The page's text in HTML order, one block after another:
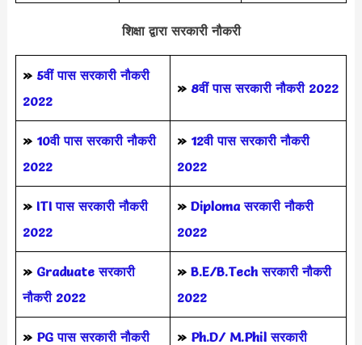
शिक्षा द्वारा सरकारी नौकरी
» 5वीं पास सरकारी नौकरी
2022
» 8वीं पास सरकारी नौकरी 2022
» 10वी पास सरकारी नौकरी
2022
» 12वी पास सरकारी नौकरी
2022
» ITI पास सरकारी नौकरी
2022
» Diploma सरकारी नौकरी
2022
» Graduate सरकारी
नौकरी 2022
» B.E/B.Tech सरकारी नौकरी
2022
» PG पास सरकारी नौकरी » Ph.D/ M.Phil सरकारी